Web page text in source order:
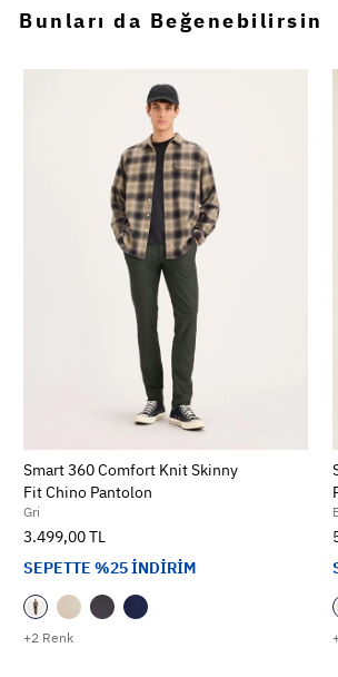
Bunları da Beğenebilirsin
+2 Renk
Smart 360 Comfort Knit Skinny
Fit Chino Pantolon
Gri
3.499,00 TL
SEPETTE %25 İNDİRİM